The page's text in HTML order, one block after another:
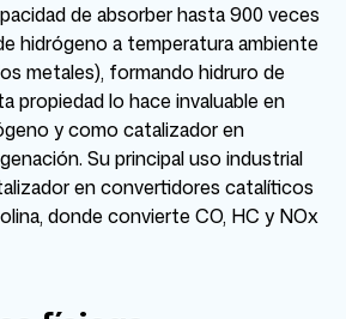
de absorber hasta 900 veces
hidrógeno a temperatura ambiente
metales), formando hidruro de
propiedad lo hace invaluable en
y como catalizador en
Su principal uso industrial
en convertidores catalíticos
donde convierte CO, HC y NOx